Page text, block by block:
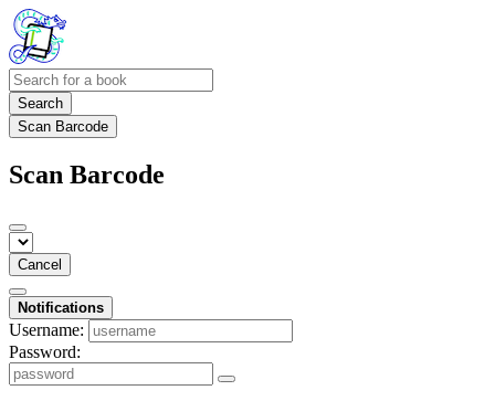
Search
Scan Barcode
Scan Barcode
Cancel
Notifications
Username:
Password: